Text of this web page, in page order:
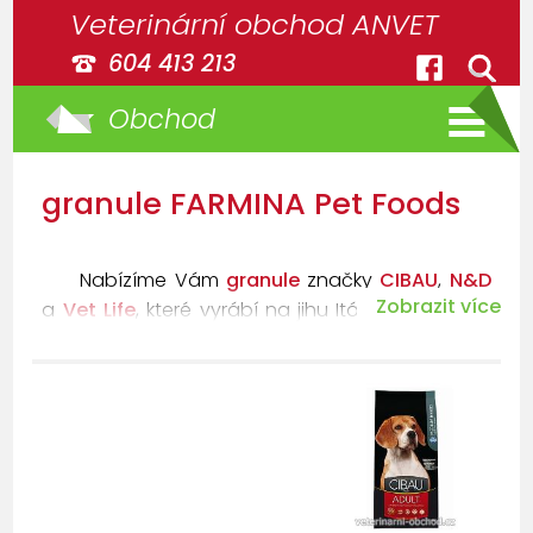
Veterinární obchod ANVET
604 413 213
Obchod
granule FARMINA Pet Foods
Nabízíme Vám granuleznačky CIBAU, N&D
a Vet Life, které vyrábí na jihu Itálie společnost
převzal jeho syn Dr. Angelo Russo a pokračoval
špičkových granulí
za použití kvalitních a
Zobrazit více